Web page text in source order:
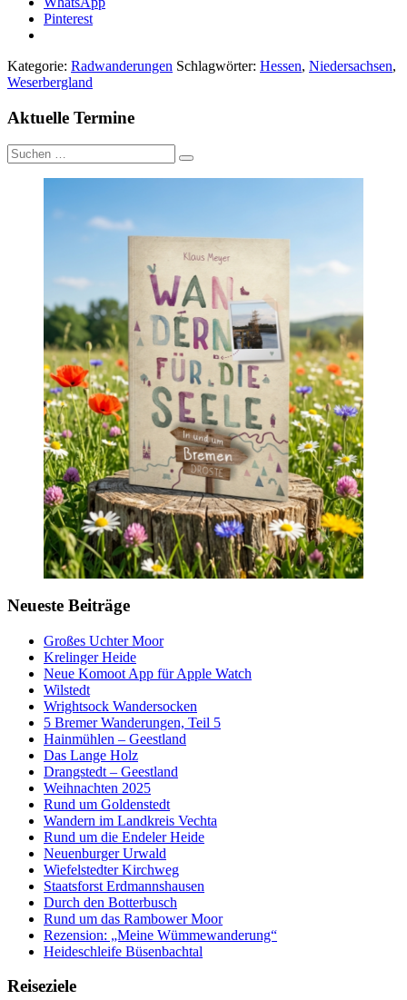
Pinterest
Kategorie: Radwanderungen Schlagwörter: Hessen, Niedersachsen,
Weserbergland
Aktuelle Termine
Suche
nach:
Neueste Beiträge
Großes Uchter Moor
Krelinger Heide
Neue Komoot App für Apple Watch
Wilstedt
Wrightsock Wandersocken
5 Bremer Wanderungen, Teil 5
Hainmühlen – Geestland
Das Lange Holz
Drangstedt – Geestland
Weihnachten 2025
Rund um Goldenstedt
Wandern im Landkreis Vechta
Rund um die Endeler Heide
Neuenburger Urwald
Wiefelstedter Kirchweg
Staatsforst Erdmannshausen
Durch den Botterbusch
Rund um das Rambower Moor
Rezension: „Meine Wümmewanderung“
Heideschleife Büsenbachtal
Reiseziele